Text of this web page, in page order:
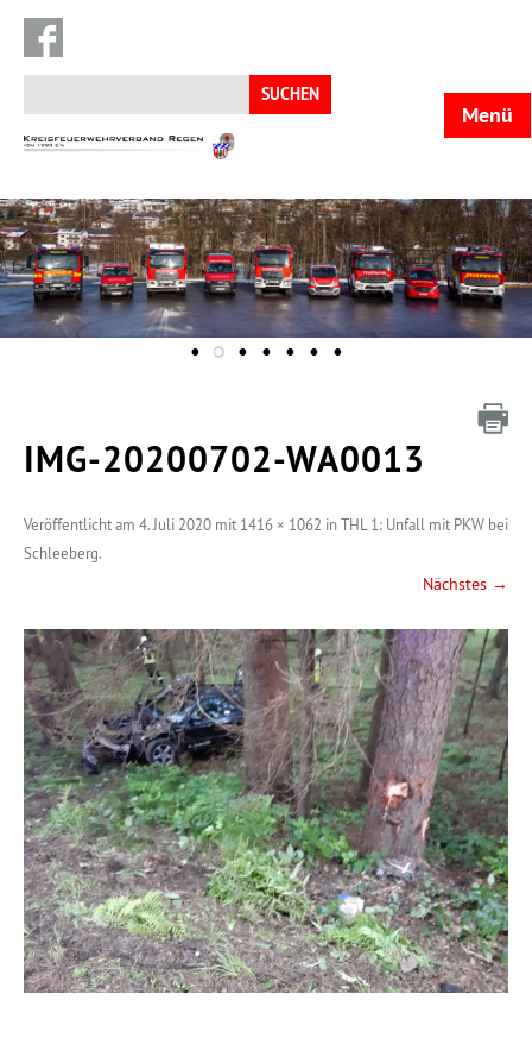
Suchen
nach:
KFV
Menü
IMG-20200702-WA0013
Veröffentlicht am 4. Juli 2020 mit 1416 × 1062 inTHL 1: Unfall mit PKW bei
Schleeberg.
Nächstes →